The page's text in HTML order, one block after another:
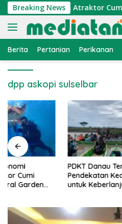
Langsung
ke
konten
Breaking News
Nelayan, Atraktor Cumi
Berita Pertanian Perikanan
dpp askopi sulselbar
PDKT Danau Tempe :
Pendekatan Kearifan Lokal
untuk Keberlanjutan Sumber